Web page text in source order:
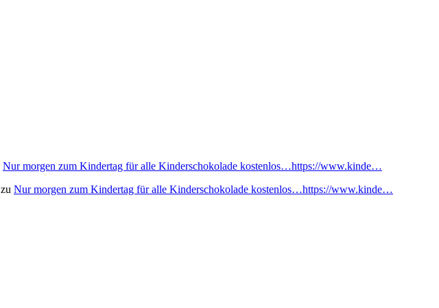
Nur morgen zum Kindertag für alle Kinderschokolade kostenlos…https://www.kinde…
zu Nur morgen zum Kindertag für alle Kinderschokolade kostenlos…https://www.kinde…